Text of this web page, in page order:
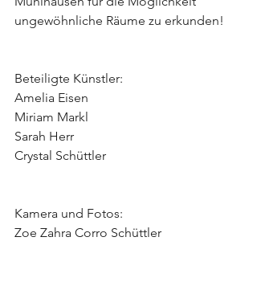
ungewöhnliche Räume zu erkunden!
Beteiligte Künstler:
Amelia Eisen
Miriam Markl
Sarah Herr
Crystal Schüttler
Kamera und Fotos:
Zoe Zahra Corro Schüttler